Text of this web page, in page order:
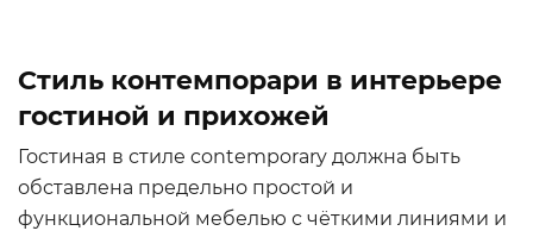
Стиль контемпорари в интерьере
гостиной и прихожей
Гостиная в стиле contemporary должна быть
обставлена предельно простой и
функциональной мебелью с чёткими линиями и